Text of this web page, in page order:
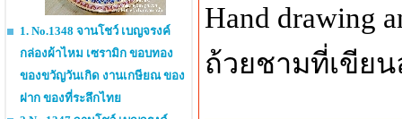
1. No.1348 จานโชว์ เบญจรงค์
กล่องผ้าไหม เซรามิก ขอบทอง
ของขวัญวันเกิด งานเกษียณ ของ
ฝาก ของที่ระลึกไทย
Hand drawing
ถ้วยชามที่เขีย